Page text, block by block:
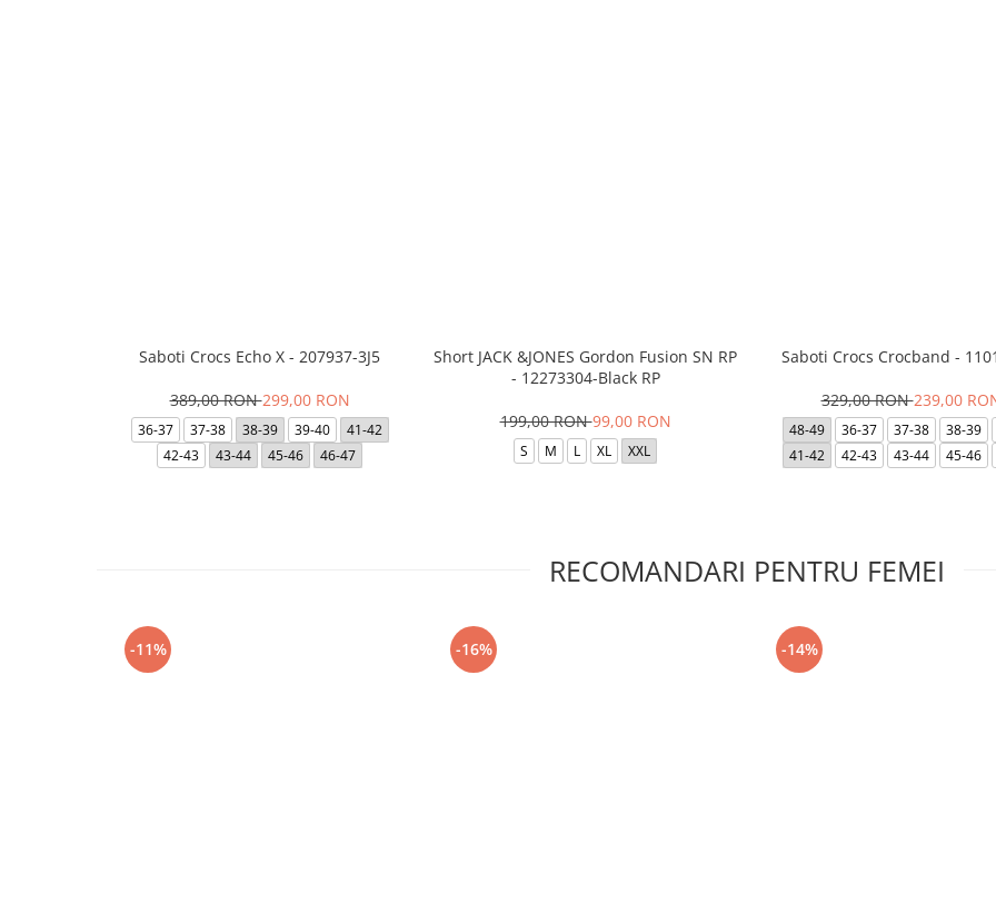
Saboti Crocs Echo X - 207937-3J5
389,00 RON299,00 RON
36-37 37-38 38-39 39-40
41-42
42-43
43-44 45-46 46-47
Short JACK &JONES Gordon Fusion SN RP
- 12273304-Black RP
199,00 RON99,00 RON
S M L XL XXL
Saboti Crocs Crocband -
329,00 RON239,00
48-49 36-37 37-38 38-39
41-42
42-43 43-44 45-46
RECOMANDARI PENTRU FEMEI
-11% -16% -14%